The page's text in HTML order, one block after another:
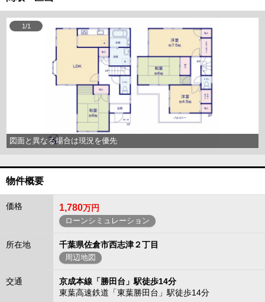
図面と異なる場合は現況を優先
1/1
物件概要
価格 1,780万円
ローンシミュレーション
所在地 千葉県佐倉市西志津２丁目
周辺地図
交通
京成本線「勝田台」駅徒歩14分
東葉高速鉄道「東葉勝田台」駅徒歩14分